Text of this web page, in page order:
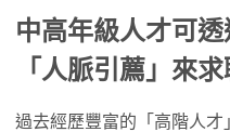
中高年級人才可
「人脈引薦」來
過去經歷豐富的「高階人